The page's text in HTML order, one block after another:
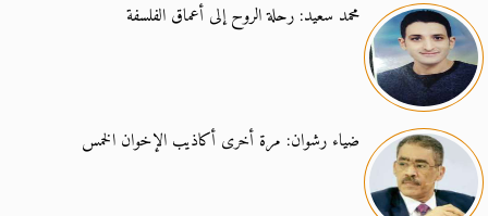
محمد سعيد: رحلة الروح إلى أعماق الفلسفة
ضياء رشوان: مرة أخرى أكاذيب الإخوان الخمس